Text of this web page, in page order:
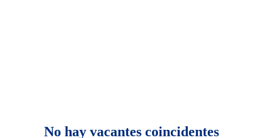
No hay vacantes coincidentes